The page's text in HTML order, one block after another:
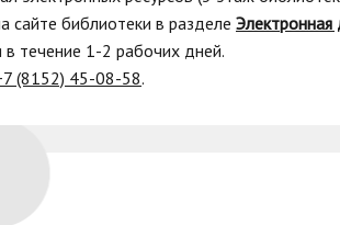
сайте библиотеки в разделе
в течение 1-2 рабочих дней.
(8152) 45-08-58.